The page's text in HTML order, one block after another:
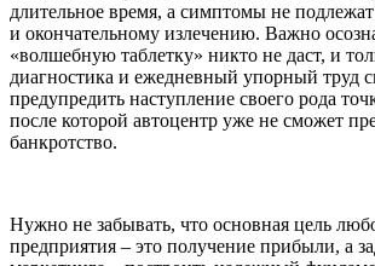
длительное время, а симптомы не
и окончательному излечению. Важно
«волшебную таблетку» никто не даст, и
диагностика и ежедневный упорный труд
предупредить наступление своего рода
после которой автоцентр уже не сможет
банкротство.
Нужно не забывать, что основная цель
предприятия – это получение прибыли, а